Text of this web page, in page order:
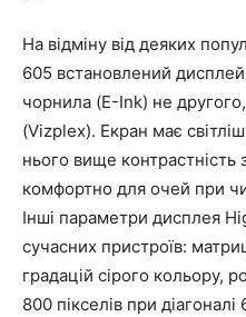
На відміну від деяких
605 встановлений
чорнила (E-Ink) не
(Vizplex). Екран має
нього вище
комфортно для очей при
Інші параметри дисплея
сучасних пристроїв:
градацій сірого кольору,
800 пікселів при